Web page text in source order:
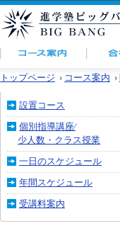
トップページ › コース案内 ›
設置コース
個別指導講座⁄
少人数・クラス授業
一日のスケジュール
年間スケジュール
受講料案内